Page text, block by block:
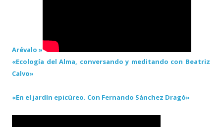
Arévalo »
«Ecología del Alma, conversando y meditando con Beatriz
Calvo»
«En el jardín epicúreo. Con Fernando Sánchez Dragó»